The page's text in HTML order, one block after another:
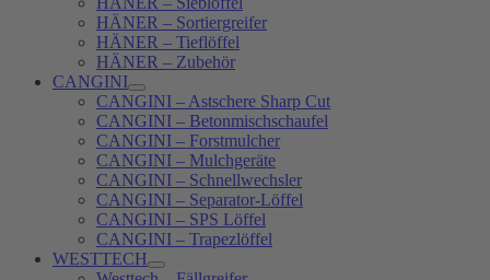
HÄNER – Sortiergreifer
HÄNER – Tieflöffel
HÄNER – Zubehör
CANGINI
CANGINI – Astschere Sharp Cut
CANGINI – Betonmischschaufel
CANGINI – Forstmulcher
CANGINI – Mulchgeräte
CANGINI – Schnellwechsler
CANGINI – Separator-Löffel
CANGINI – SPS Löffel
CANGINI – Trapezlöffel
WESTTECH